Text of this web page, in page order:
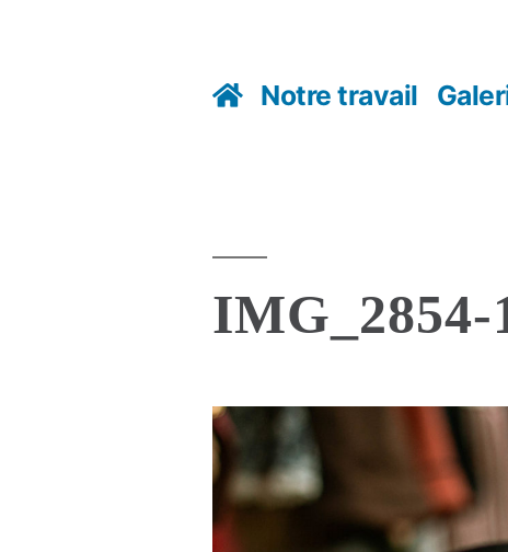
Notre travail
IMG_2854-